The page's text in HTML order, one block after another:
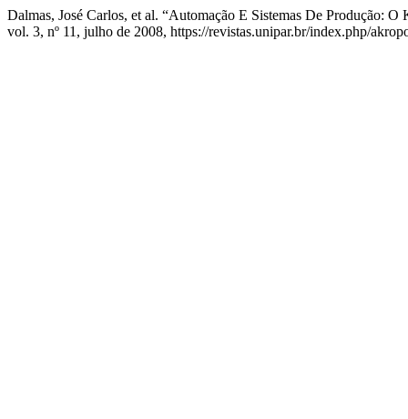
Dalmas, José Carlos, et al. “Automação E Sistemas De Produção:
vol. 3, nº 11, julho de 2008, https://revistas.unipar.br/index.php/